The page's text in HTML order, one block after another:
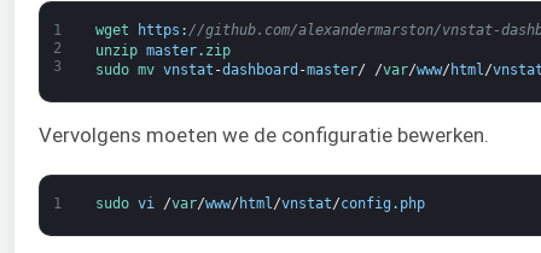
1
2
3
wget https : //github.com/alexandermarston/vnstat-
unzip master. zip
sudo mv vnstat -dashboard -master/ /var/www/ html/
Vervolgens moeten we de configuratie bewerken.
1 sudo vi /var/www/ html/vnstat/config . php